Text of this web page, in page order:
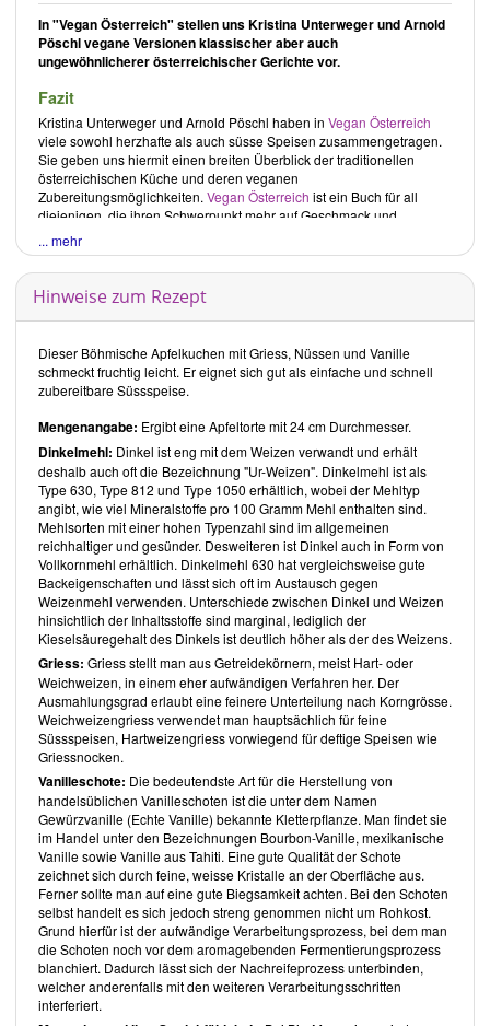
In "Vegan Österreich" stellen uns Kristina Unterweger und Arnold
Pöschl vegane Versionen klassischer aber auch
ungewöhnlicherer österreichischer Gerichte vor.
Fazit
Kristina Unterwegerund Arnold Pöschl haben in Vegan Österreich
viele sowohl herzhafte als auch süsse Speisen zusammengetragen.
Sie geben uns hiermit einen breiten Überblick der traditionellen
österreichischen Küche und deren veganen
Zubereitungsmöglichkeiten. Vegan Österreich ist ein Buch für all
diejenigen, die ihren Schwerpunkt mehr auf Geschmack und
Authentizität legen, als auf den reinen gesundheitlichen Wert.
Vegan ÖsterreichvonKristina Unterweger
sowohl bekannte Klassiker als auch weniger populäre Gerichte der
österreichischen Küche. Süssspeisen bilden einen beträchtlichen
Anteil der Rezepte, ebenso wie Backwaren in herzhafter oder süsser
Art. Soja kommt in Form von Pflanzendrinks, –sahne oder –joghurt in
vielen Rezepten zum Einsatz, Tofu hingegen fast nie. Die Zutaten
sind abgesehen von wenigen Ausnahmen bevorzugt frisch und in
jedem Haushalt zu finden. Schön sind die zum Nachkochen
anregenden Abbildungen zu jedem einzelnen Rezept. Die Angabe
der Zubereitungsdauer und übersichtliche Darstellung erleichtern die
Zubereitung. Wünschenswert wäre, anstelle des oft verwendeten
Weissmehls, häufiger Vollkornmehle zu verwenden. Obgleich Zucker-
und Fettgehalt teilweise reduziert sein mögen, könnte man diese aus
gesundheitlichen Gründen im ein oder anderen Rezept noch mehr
reduzieren oder gar durch andere Zutaten ersetzen.
Insgesamt ein sehr schönes Buch mit einer weiten Bandbreite an
köstlichen österreichischen, veganen Rezepten.Kristina Unterweger
zeigt, dass man in der veganen Küche auf nichts verzichten muss.
Vegan Österreichist, ebenso wie die von ihr herausgegeben Bücher
Rohkost,Vegan Kochen,Vegan Grillen,Vegan BackenundVegan
Backen mit Ölen, beimNeunzehn Verlagoder beiAmazonerhältlich.
Über die Autoren
Die ÖsterreicherinKristina Unterwegerstudierte Psychologie und
Pädagogik, bevor sie 2011 gemeinsam mitArnold Pöschlihr erstes
veganes Kochbuch veröffentlichte.
spezialisiert in Food- und Portraitfotografie.
Inhalt des Buches
Das Buch beginnt mit einer Einleitung zur traditionellen Kochkunst
Österreichs, gefolgt zu einem Mundartwörterbuch.
Der Rezeptteil ist in 4 Kapitel untergliedert:
Basics
Vorspeisen
Hauptspeisen
Nachspeisen
Rezepte
... mehr
Hinweise zum Rezept
Dieser Böhmische Apfelkuchen mit Griess, Nüssen und Vanille
schmeckt fruchtig leicht. Er eignet sich gut als einfache und schnell
zubereitbare Süssspeise.
Mengenangabe: Ergibt eine Apfeltorte mit 24 cm Durchmesser.
Dinkelmehl: Dinkel ist eng mit dem Weizen verwandt und erhält
deshalb auch oft die Bezeichnung "Ur-Weizen". Dinkelmehl ist als
Type 630, Type 812 und Type 1050 erhältlich, wobei der Mehltyp
angibt, wie viel Mineralstoffe pro 100 Gramm Mehl enthalten sind.
Mehlsorten mit einer hohen Typenzahl sind im allgemeinen
reichhaltiger und gesünder. Desweiteren ist Dinkel auch in Form von
Vollkornmehl erhältlich. Dinkelmehl 630 hat vergleichsweise gute
Backeigenschaften und lässt sich oft im Austausch gegen
Weizenmehl verwenden. Unterschiede zwischen Dinkel und Weizen
hinsichtlich der Inhaltsstoffe sind marginal, lediglich der
Kieselsäuregehalt des Dinkels ist deutlich höher als der des Weizens.
Griess: Griess stellt man aus Getreidekörnern, meist Hart- oder
Weichweizen, in einem eher aufwändigen Verfahren her. Der
Ausmahlungsgrad erlaubt eine feinere Unterteilung nach Korngrösse.
Weichweizengriess verwendet man hauptsächlich für feine
Süssspeisen, Hartweizengriess vorwiegend für deftige Speisen wie
Griessnocken.
Vanilleschote: Die bedeutendste Art für die Herstellung von
handelsüblichen Vanilleschoten ist die unter dem Namen
Gewürzvanille (Echte Vanille) bekannte Kletterpflanze. Man findet sie
im Handel unter den Bezeichnungen Bourbon-Vanille, mexikanische
Vanille sowie Vanille aus Tahiti. Eine gute Qualität der Schote
zeichnet sich durch feine, weisse Kristalle an der Oberfläche aus.
Ferner sollte man auf eine gute Biegsamkeit achten. Bei den Schoten
selbst handelt es sich jedoch streng genommen nicht um Rohkost.
Grund hierfür ist der aufwändige Verarbeitungsprozess, bei dem man
die Schoten noch vor dem aromagebenden Fermentierungsprozess
blanchiert. Dadurch lässt sich der Nachreifeprozess unterbinden,
welcher anderenfalls mit den weiteren Verarbeitungsschritten
interferiert.